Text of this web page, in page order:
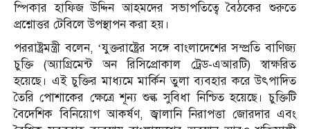
স্পিকার হাফিজ উদ্দিন আহমদের সভাপতিত্বে বৈঠকের শুরুতে
প্রশ্নোত্তর টেবিলে উপস্থাপন করা হয়।
পররাষ্ট্রমন্ত্রী বলেন, ‘যুক্তরাষ্ট্রের সঙ্গে বাংলাদেশের সম্প্রতি বাণিজ্য
চুক্তি (অ্যাগ্রিমেন্ট অন রিসিপ্রোকাল ট্রেড-এআরটি) স্বাক্ষরিত
হয়েছে। এই চুক্তির মাধ্যমে মার্কিন তুলা ব্যবহার করে উৎপাদিত
তৈরি পোশাকের ক্ষেত্রে শূন্য শুল্ক সুবিধা নিশ্চিত হয়েছে। চুক্তিটি
বৈদেশিক বিনিয়োগ আকর্ষণ, জ্বালানি নিরাপত্তা জোরদার এবং